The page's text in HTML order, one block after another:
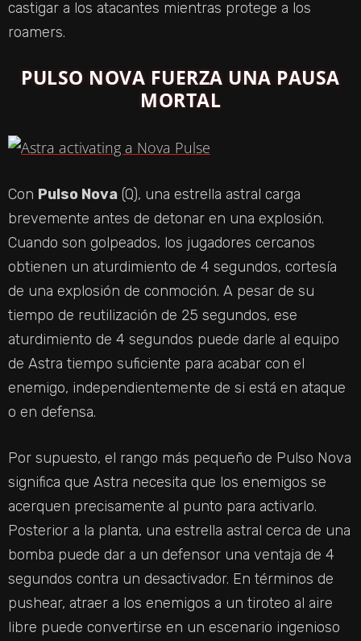
castigar a los atacantes mientras protege a los
roamers.
PULSO NOVA FUERZA UNA PAUSA
MORTAL
Con Pulso Nova (Q), una estrella astral carga
brevemente antes de detonar en una explosión.
Cuando son golpeados, los jugadores cercanos
obtienen un aturdimiento de 4 segundos, cortesía
de una explosión de conmoción. A pesar de su
tiempo de reutilización de 25 segundos, ese
aturdimiento de 4 segundos puede darle al equipo
de Astra tiempo suficiente para acabar con el
enemigo, independientemente de si está en ataque
o en defensa.
Por supuesto, el rango más pequeño de Pulso Nova
significa que Astra necesita que los enemigos se
acerquen precisamente al punto para activarlo.
Posterior a la planta, una estrella astral cerca de una
bomba puede dar a un defensor una ventaja de 4
segundos contra un desactivador. En términos de
pushear, atraer a los enemigos a un tiroteo al aire
libre puede convertirse en un escenario ingenioso